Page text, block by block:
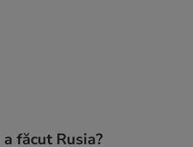
făcut Rusia?